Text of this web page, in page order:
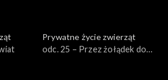
Prywatne życie zwierząt
odc. 25 – Przez żołądek do